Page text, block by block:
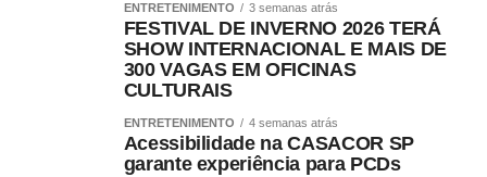
ENTRETENIMENTO 3 semanas atrás
FESTIVAL DE INVERNO 2026 TERÁ
SHOW INTERNACIONAL E MAIS DE
300 VAGAS EM OFICINAS
CULTURAIS
ENTRETENIMENTO 4 semanas atrás
Acessibilidade na CASACOR SP
garante experiência para PCDs